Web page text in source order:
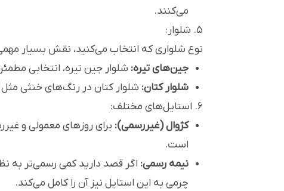
می‌کنند.
۵. شلوار:
نوع شلواری که انتخاب می‌کنید، نقش بسیار
جین‌های تیره: شلوار جین تیره، انتخابی
شلوار کتان: شلوار کتان در رنگ‌های خنثی
۶. استایل‌های مختلف:
کژوال (غیررسمی): برای روزهای معمولی و
است.
نیمه رسمی: اگر قصد دارید کمی رسمی‌تر به
چرمی به این استایل نیز آن را کامل می‌کند.